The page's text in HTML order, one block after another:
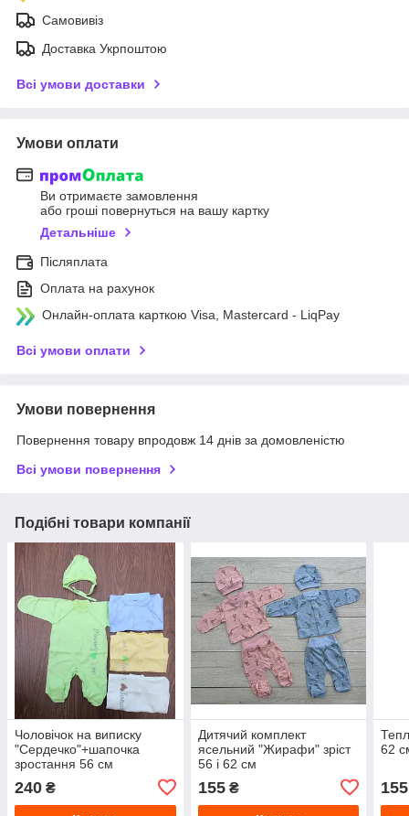
Самовивіз
Доставка Укрпоштою
Всі умови доставки
Умови оплати
Ви отримаєте замовлення
або гроші повернуться на вашу картку
Детальніше
Післяплата
Оплата на рахунок
Онлайн-оплата карткою Visa, Mastercard - LiqPay
Всі умови оплати
Умови повернення
Повернення товару впродовж 14 днів за домовленістю
Всі умови повернення
Подібні товари компанії
Чоловічок на виписку
"Сердечко"+шапочка
зростання 56 см
240 ₴
Дитячий комплект
ясельний "Жирафи" зріст
56 і 62 см
155₴
62
155